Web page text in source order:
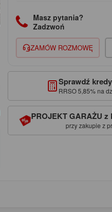
Masz pytania?
Zadzwoń
ZAMÓW ROZMOWĘ
Sprawdź
RRSO 5,85% na
PROJEKT GARAŻU
przy zakupie z